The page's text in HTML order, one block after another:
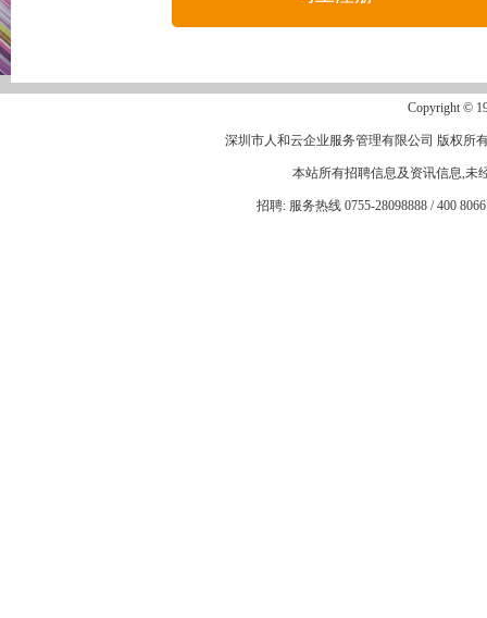
Copyright ©
深圳市人和云企业服务管理有限公司 版权所
本站所有招聘信息及资讯信息,未
招聘: 服务热线 0755-28098888 / 400